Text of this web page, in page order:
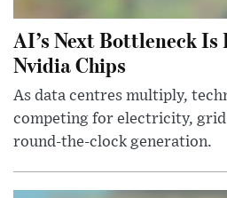
AI’s Next Bottleneck Is
Nvidia Chips
As data centres multiply,
competing for electricity, grid
round-the-clock generation.